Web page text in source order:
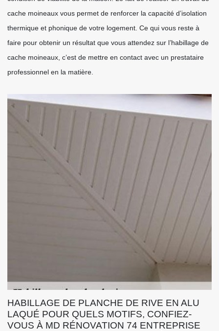
cache moineaux vous permet de renforcer la capacité d’isolation
thermique et phonique de votre logement. Ce qui vous reste à
faire pour obtenir un résultat que vous attendez sur l’habillage de
cache moineaux, c’est de mettre en contact avec un prestataire
professionnel en la matière.
HABILLAGE DE PLANCHE DE RIVE EN ALU
LAQUÉ POUR QUELS MOTIFS, CONFIEZ-
VOUS À MD RÉNOVATION 74 ENTREPRISE